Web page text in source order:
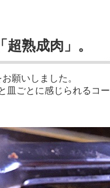
熟成肉」。
願いしました。
皿ごとに感じられるコー